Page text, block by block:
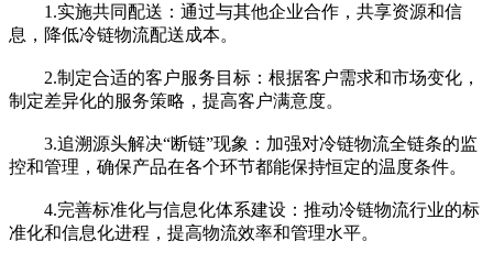
1.实施共同配送：通过与其他企业合作，共享资源和信
息，降低冷链物流配送成本。
2.制定合适的客户服务目标：根据客户需求和市场变化，
制定差异化的服务策略，提高客户满意度。
3.追溯源头解决“断链”现象：加强对冷链物流全链条的监
控和管理，确保产品在各个环节都能保持恒定的温度条件。
4.完善标准化与信息化体系建设：推动冷链物流行业的标
准化和信息化进程，提高物流效率和管理水平。